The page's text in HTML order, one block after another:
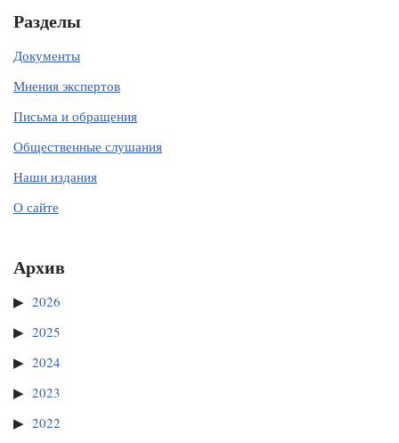
Разделы
Документы
Мнения экспертов
Письма и обращения
Общественные слушания
Наши издания
О сайте
Архив
2026
2025
2024
2023
2022